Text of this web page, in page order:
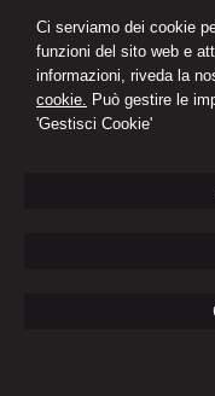
Ci serviamo dei cookie
funzioni del sito web e
informazioni, riveda la
cookie. Può gestire le
'Gestisci Cookie'
Tel.0124.27228 - Cell.
© 2026 Copyright Studio
11594430016 |Gestisci Cookie